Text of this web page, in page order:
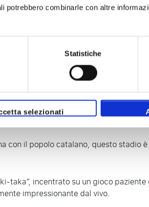
potrebbero combinarle con altre
Statistiche
selezionati
quasi 100.000 tifosi. Con una serie di
partita.
con il popolo catalano, questo stadio
taka”, incentrato su un gioco
impressionante dal vivo.